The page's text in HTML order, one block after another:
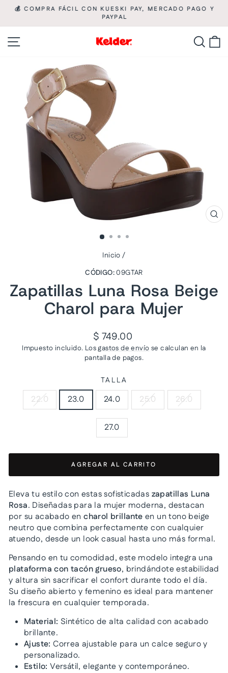
al
contenido
diapositivas
pausa
💰 COMPRA FÁCIL CON KUESKI PAY, MERCADO PAGO Y
PAYPAL
Inicio /
CÓDIGO:09GTAR
Zapatillas Luna Rosa Beige
Charol para Mujer
Precio
habitual
$ 749.00
Impuesto incluido. Losgastos de envío se calculan en la
pantalla de pagos.
TALLA
22.0 23.0 24.0 25.0 26.0
27.0
AGREGAR AL CARRITO
Eleva tu estilo con estas sofisticadas zapatillas Luna
Rosa. Diseñadas para la mujer moderna, destacan
por su acabado encharol brillante en un tono beige
neutro que combina perfectamente con cualquier
atuendo, desde un look casual hasta uno más formal.
Pensando en tu comodidad, este modelo integra una
plataforma con tacón grueso, brindándote estabilidad
y altura sin sacrificar el confort durante todo el día.
Su diseño abierto y femenino es ideal para mantener
la frescura en cualquier temporada.
Material: Sintético de alta calidad con acabado
brillante.
Ajuste: Correa ajustable para un calce seguro y
personalizado.
Estilo: Versátil, elegante y contemporáneo.